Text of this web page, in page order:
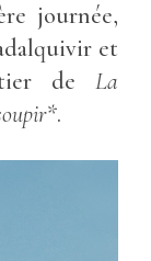
journée,
et
de La
.